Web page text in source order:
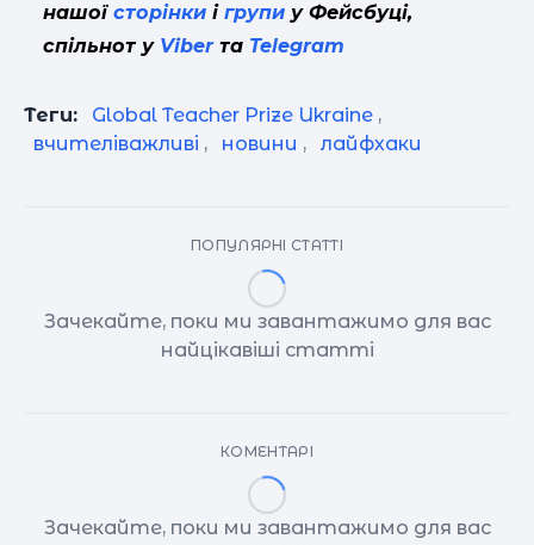
нашої сторінки і групи у Фейсбуці,
спільнот у Viberта Telegram
Теги: Global Teacher Prize Ukraine ,
вчителіважливі , новини , лайфхаки
ПОПУЛЯРНІ СТАТТІ
Зачекайте, поки ми завантажимо для вас
найцікавіші статті
КОМЕНТАРІ
Зачекайте, поки ми завантажимо для вас